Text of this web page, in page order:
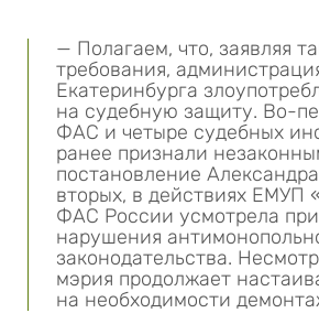
— Полагаем, что, заявляя
требования,
Екатеринбурга
на судебную защиту. Во-
ФАС и четыре судебных
ранее признали
постановление
вторых, в действиях ЕМУП
ФАС России усмотрела
нарушения
законодательства.
мэрия продолжает
на необходимости